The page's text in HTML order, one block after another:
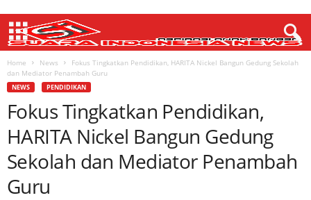
Home News
Fokus Tingkatkan Pendidikan, HARITA Nickel Bangun Gedung Sekolah
dan Mediator Penambah Guru
NEWS PENDIDIKAN
Fokus Tingkatkan Pendidikan,
HARITA Nickel Bangun Gedung
Sekolah dan Mediator Penambah
Guru